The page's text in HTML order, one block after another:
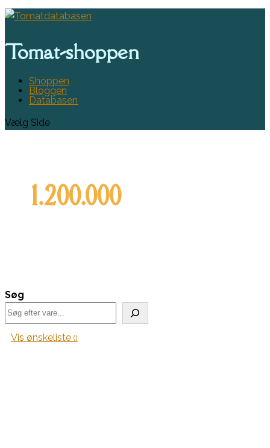
Tomat-shoppen
Shoppen
Bloggen
Databasen
Vælg Side
1.200.000
Søg
Vis ønskeliste